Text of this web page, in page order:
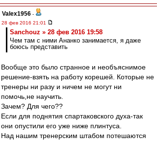
Valex1956 -
28 фев 2016 21:01
Sanchouz » 28 фев 2016 19:58
Чем там с ними Ананко занимается, я даже
боюсь представить
Вообще это было странное и необъяснимое
решение-взять на работу корешей. Которые не
тренеры ни разу и ничем не могут ни
помочь,не научить.
Зачем? Для чего??
Если для поднятия спартаковского духа-так
они опустили его уже ниже плинтуса.
Над нашим тренерским штабом потешаются